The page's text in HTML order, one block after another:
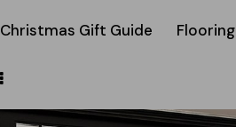
Christmas Gift Guide Flooring